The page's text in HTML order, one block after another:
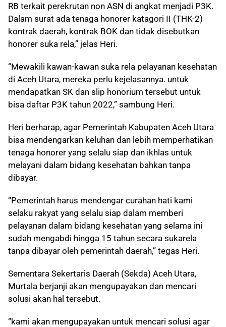
RB terkait perekrutan non ASN di angkat menjadi P3K.
Dalam surat ada tenaga honorer katagori II (THK-2)
kontrak daerah, kontrak BOK dan tidak disebutkan
honorer suka rela,” jelas Heri.
“Mewakili kawan-kawan suka rela pelayanan kesehatan
di Aceh Utara, mereka perlu kejelasannya. untuk
mendapatkan SK dan slip honorium tersebut untuk
bisa daftar P3K tahun 2022,” sambung Heri.
Heri berharap, agar Pemerintah Kabupaten Aceh Utara
bisa mendengarkan keluhan dan lebih memperhatikan
tenaga honorer yang selalu siap dan ikhlas untuk
melayani dalam bidang kesehatan bahkan tanpa
dibayar.
“Pemerintah harus mendengar curahan hati kami
selaku rakyat yang selalu siap dalam memberi
pelayanan dalam bidang kesehatan yang selama ini
sudah mengabdi hingga 15 tahun secara sukarela
tanpa dibayar oleh pemerintah daerah,” tegas Heri.
Sementara Sekertaris Daerah (Sekda) Aceh Utara,
Murtala berjanji akan mengupayakan dan mencari
solusi akan hal tersebut.
“kami akan mengupayakan untuk mencari solusi agar